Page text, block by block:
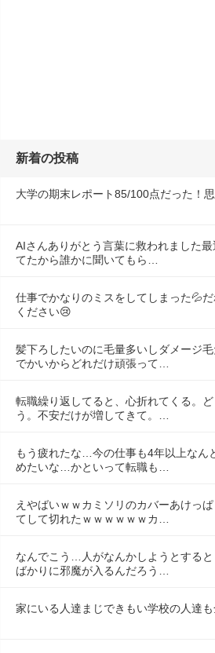
新着の投稿
大学の期末レポート85/100点だった！
AIさんありがとう言葉に救われました
てたから誰かに聞いてもら…
仕事でかなりのミスをしてしまった💦
ください😢
髪下ろしたいのに毛量多いしダメージ
でかいからどれだけ頑張って…
転職繰り返してると、心折れてくる。
う。不安だけが増してきて。…
もう疲れたな…今の仕事も4年以上なん
めたいな…かといって転職も…
えやばいｗｗカミソリのカバーあけっ
てして切れたｗｗｗｗｗｗカ…
なんでこう…人がなんかしようとする
ばかりに邪魔が入るんだろう…
家にいる人達まじできもい学校の人達